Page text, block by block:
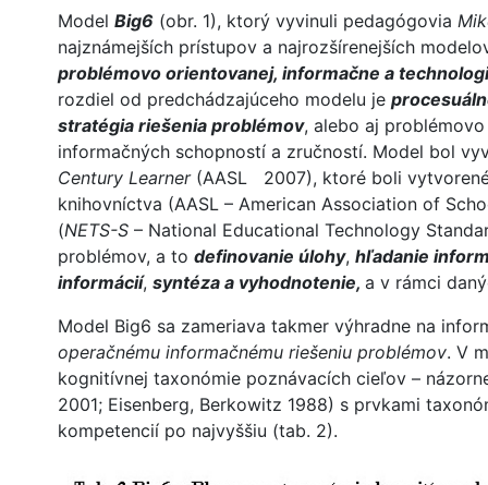
Model Big6 (obr. 1), ktorý vyvinuli pedagógovia
najznámejších prístupov a najrozšírenejších
problémovo orientovanej, informačne a
rozdiel od predchádzajúceho modelu je
stratégia riešenia problémov, alebo aj
informačných schopností a zručností. Model bol
Century Learner(AASL 2007), ktoré boli
knihovníctva (AASL – American Association of
(NETS-S – National Educational Technology
problémov, a to definovanie úlohy, hľadanie
informácií, syntéza a vyhodnotenie, a v rámci
Model Big6 sa zameriava takmer výhradne na
operačnému informačnému riešeniu problémov. V
kognitívnej taxonómie poznávacích cieľov –
2001; Eisenberg, Berkowitz 1988) s prvkami
kompetencií po najvyššiu (tab. 2).